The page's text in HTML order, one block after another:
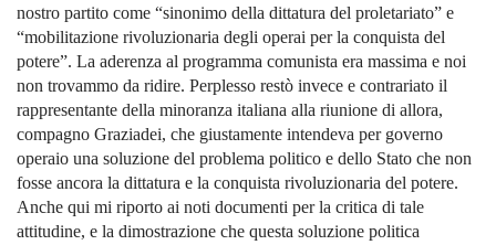
nostro partito come “sinonimo della dittatura del proletariato” e
“mobilitazione rivoluzionaria degli operai per la conquista del
potere”. La aderenza al programma comunista era massima e noi
non trovammo da ridire. Perplesso restò invece e contrariato il
rappresentante della minoranza italiana alla riunione di allora,
compagno Graziadei, che giustamente intendeva per governo
operaio una soluzione del problema politico e dello Stato che non
fosse ancora la dittatura e la conquista rivoluzionaria del potere.
Anche qui mi riporto ai noti documenti per la critica di tale
attitudine, e la dimostrazione che questa soluzione politica